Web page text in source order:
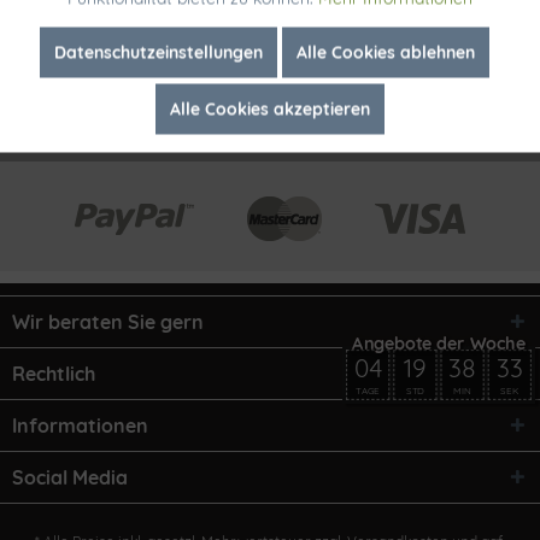
Wir beraten Sie gern
Rechtlich
Informationen
Social Media
Marketing Inaktiv
Datenschutzeinstellungen Alle Cookies ablehnen
Alle Cookies akzeptieren
04
TAGE
19
STD
38
MIN
33
SEK